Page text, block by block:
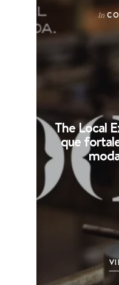
In
The Local
que